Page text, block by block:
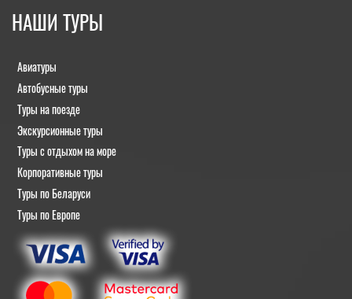
НАШИ ТУРЫ
Авиатуры
Автобусные туры
Туры на поезде
Экскурсионные туры
Туры с отдыхом на море
Корпоративные туры
Туры по Беларуси
Туры по Европе